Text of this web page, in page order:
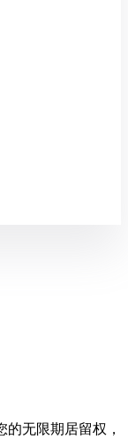
无限期居留权，